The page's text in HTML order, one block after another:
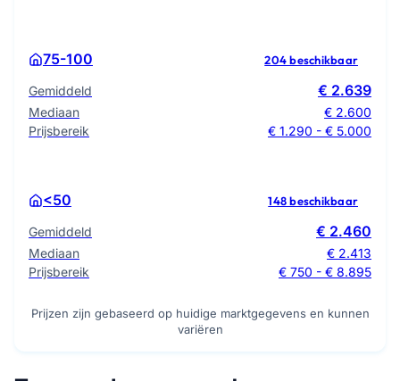
75-100 204 beschikbaar
Gemiddeld € 2.639
Mediaan
€ 2.600
Prijsbereik
€ 1.290 - € 5.000
<50 148 beschikbaar
Gemiddeld € 2.460
Mediaan
€ 2.413
Prijsbereik
€ 750 - € 8.895
Prijzen zijn gebaseerd op huidige marktgegevens en kunnen
variëren